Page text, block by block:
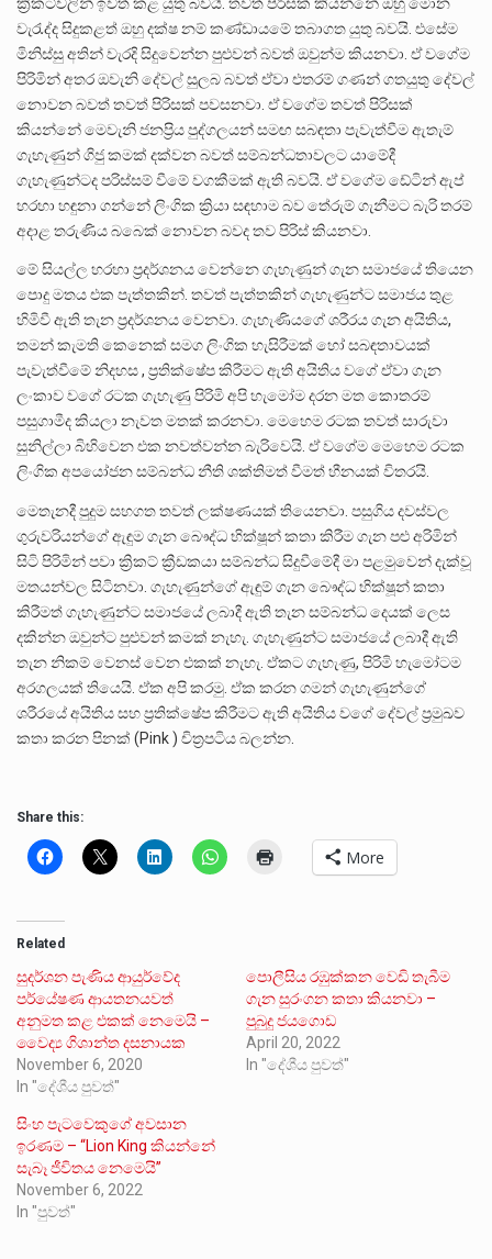
වැරැද්ද සිදුකළත් ඔහු දක්ෂ නම් කණ්ඩායමේ තබාගත යුතු බවයි. එසේම
මිනිස්සු අතින් වැරදි සිදුවෙන්න පුළුවන් බවත් ඔවුන්ම කියනවා. ඒ වගේම
පිරිමින් අතර ඔවැනි දේවල් සුලබ බවත් ඒවා එතරම් ගණන් ගතයුතු දේවල්
නොවන බවත් තවත් පිරිසක් පවසනවා. ඒ වගේම තවත් පිරිසක්
කියන්නේ මෙවැනි ජනප්‍රිය පුද්ගලයන් සමඟ සබඳතා පැවැත්වීම ඇතැම්
ගැහැණුන් ගිජු කමක් දක්වන බවත් සම්බන්ධතාවලට යාමේදී
ගැහැණුන්ටද පරිස්සම් වීමේ වගකීමක් ඇති බවයි. ඒ වගේම ඩේටින් ඇප්
හරහා හඳුනා ගන්නේ ලිංගික ක්‍රියා සඳහාම බව තේරුම් ගැනීමට බැරි තරම්
අදාළ තරුණිය බබෙක් නොවන බවද තව පිරිස් කියනවා.
මේ සියල්ල හරහා ප්‍රදර්ශනය වෙන්නෙ ගැහැණුන් ගැන සමාජයේ තියෙන
පොදු මතය එක පැත්තකින්. තවත් පැත්තකින් ගැහැණුන්ට සමාජය තුළ
හිමිවී ඇති තැන ප්‍රදර්ශනය වෙනවා. ගැහැණියගේ ශරීරය ගැන අයිතිය,
තමන් කැමති කෙනෙක් සමග ලිංගික හැසිරීමක් හෝ සබඳතාවයක්
පැවැත්වීමේ නිදහස , ප්‍රතික්ෂේප කිරීමට ඇති අයිතිය වගේ ඒවා ගැන
ලංකාව වගේ රටක ගැහැණු පිරිමි අපි හැමෝම දරන මත කොතරම්
පසුගාමීද කියලා නැවත මතක් කරනවා. මෙහෙම රටක තවත් සාරුවා
සුනිල්ලා බිහිවෙන එක නවත්වන්න බැරිවෙයි. ඒ වගේම මෙහෙම රටක
ලිංගික අපයෝජන සම්බන්ධ නීති ශක්තිමත් වීමත් හීනයක් විතරයි.
මෙතැනදී පුදුම සහගත තවත් ලක්ෂණයක් තියෙනවා. පසුගිය දවස්වල
ගුරුවරියන්ගේ ඇඳුම ගැන බෞද්ධ භික්ෂූන් කතා කිරීම ගැන පළු අරිමින්
සිටි පිරිමින් පවා ක්‍රිකට් ක්‍රීඩකයා සම්බන්ධ සිදුවීමේදී මා පළමුවෙන් දැක්වූ
මතයන්වල සිටිනවා. ගැහැණුන්ගේ ඇඳුම් ගැන බෞද්ධ භික්ෂූන් කතා
කිරීමත් ගැහැණුන්ට සමාජයේ ලබාදී ඇති තැන සම්බන්ධ දෙයක් ලෙස
දකින්න ඔවුන්ට පුළුවන් කමක් නැහැ. ගැහැණුන්ට සමාජයේ ලබාදී ඇති
තැන නිකම් වෙනස් වෙන එකක් නැහැ. ඒකට ගැහැණු, පිරිමි හැමෝටම
අරගලයක් තියෙයි. ඒක අපි කරමු. ඒක කරන ගමන් ගැහැණුන්ගේ
ශරීරයේ අයිතිය සහ ප්‍රතික්ෂේප කිරීමට ඇති අයිතිය වගේ දේවල් ප්‍රමුඛව
කතා කරන පිනක් (Pink ) චිත්‍රපටිය බලන්න.
Share this:
More
Related
සුදර්ශන පැණිය ආයුර්වේද
පර්යේෂණ ආයතනයවත්
අනුමත කළ එකක් නෙමෙයි –
වෛද්‍ය ගිශාන්ත දසනායක
November 6, 2020
In "දේශීය පුවත්"
පොලීසිය රඹුක්කන වෙඩි තැබීම
ගැන සුරංගන කතා කියනවා –
පුබුදු ජයගොඩ
April 20, 2022
In "දේශීය පුවත්"
සිංහ පැටවෙකුගේ අවසාන
ඉරණම – “Lion King කියන්නේ
සැබෑ ජීවිතය නෙමෙයි”
November 6, 2022
In "පුවත්"